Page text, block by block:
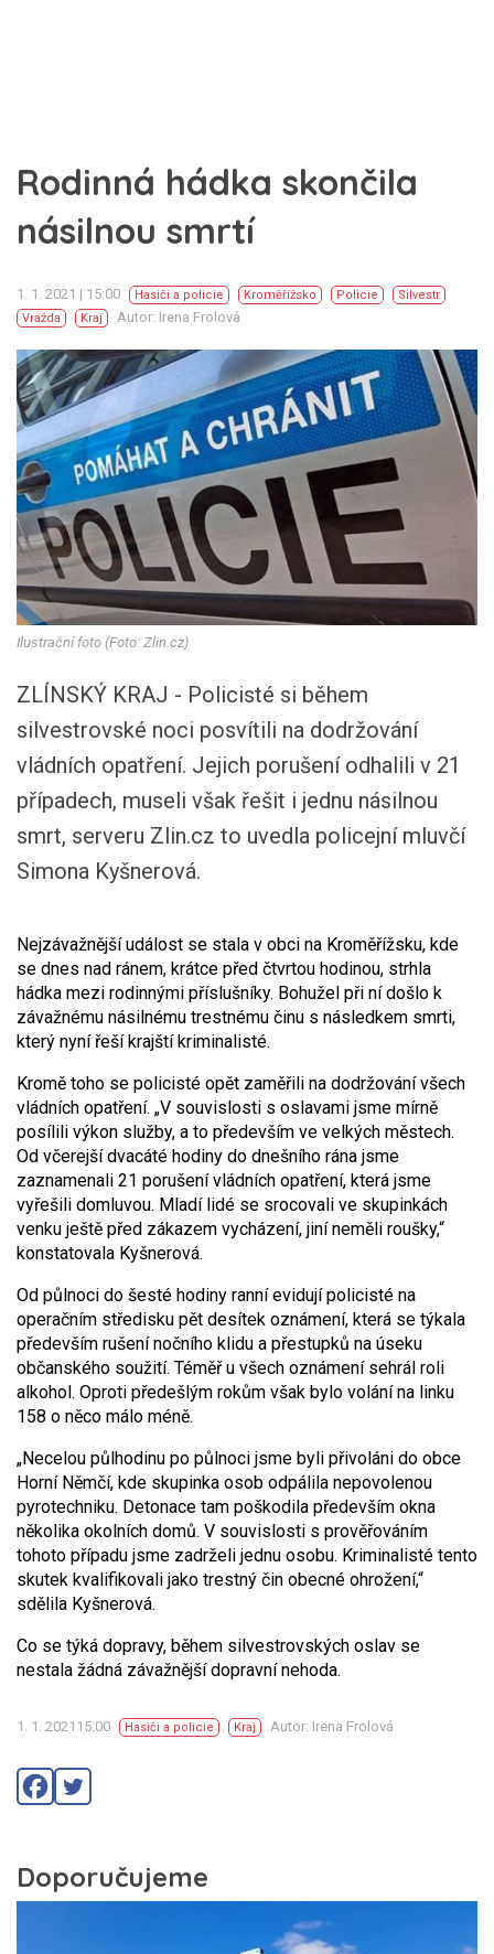
Rodinná hádka skončila
násilnou smrtí
1. 1. 2021 | 15:00 Hasiči a policie Kroměřížsko Policie
Silvestr
Vražda
Kraj Autor: Irena Frolová
Ilustrační foto (Foto: Zlin.cz)
ZLÍNSKÝ KRAJ - Policisté si během
silvestrovské noci posvítili na dodržování
vládních opatření. Jejich porušení odhalili v 21
případech, museli však řešit i jednu násilnou
smrt, serveru Zlin.cz to uvedla policejní mluvčí
Simona Kyšnerová.
Nejzávažnější událost se stala v obci na Kroměřížsku, kde
se dnes nad ránem, krátce před čtvrtou hodinou, strhla
hádka mezi rodinnými příslušníky. Bohužel při ní došlo k
závažnému násilnému trestnému činu s následkem smrti,
který nyní řeší krajští kriminalisté.
Kromě toho se policisté opět zaměřili na dodržování všech
vládních opatření. „V souvislosti s oslavami jsme mírně
posílili výkon služby, a to především ve velkých městech.
Od včerejší dvacáté hodiny do dnešního rána jsme
zaznamenali 21 porušení vládních opatření, která jsme
vyřešili domluvou. Mladí lidé se srocovali ve skupinkách
venku ještě před zákazem vycházení, jiní neměli roušky,“
konstatovala Kyšnerová.
Od půlnoci do šesté hodiny ranní evidují policisté na
operačním středisku pět desítek oznámení, která se týkala
především rušení nočního klidu a přestupků na úseku
občanského soužití. Téměř u všech oznámení sehrál roli
alkohol. Oproti předešlým rokům však bylo volání na linku
158 o něco málo méně.
„Necelou půlhodinu po půlnoci jsme byli přivoláni do obce
Horní Němčí, kde skupinka osob odpálila nepovolenou
pyrotechniku. Detonace tam poškodila především okna
několika okolních domů. V souvislosti s prověřováním
tohoto případu jsme zadrželi jednu osobu. Kriminalisté tento
skutek kvalifikovali jako trestný čin obecné ohrožení,“
sdělila Kyšnerová.
Co se týká dopravy, během silvestrovských oslav se
nestala žádná závažnější dopravní nehoda.
1. 1. 202115:00 Hasiči a policie Kraj Autor: Irena Frolová